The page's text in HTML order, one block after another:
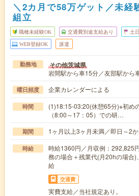
＼2カ月で58万ゲット／未経
組立
職種未経験OK 交通費別途支給あり 土
WEB登録OK 派遣
勤務地 その他茨城県
岩間駅から車15分／友部駅から
曜日頻度 企業カレンダーによる
時間
(1)18:15-03:20(休憩65分)※初め
（8:00～17：05）での研…
期間 1ヶ月以上3ヶ月未満／即日～2
時給
時給1360円／月収例：292,825
務の場合＋残業代(月20hの場合
給
交通費
実費支給／当社規定あり。